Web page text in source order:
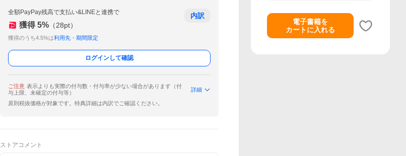
全額PayPay残高で支払い&LINEと連携で
獲得 5% （28pt）
獲得のうち4.5%は利用先・期間限定
内訳
ログインして確認
ご注意 表示よりも実際の付与数・付与率が少ない場合があります（付
与上限、未確定の付与等）
詳細
原則税抜価格が対象です。特典詳細は内訳でご確認ください。
ストアコメント
電子書籍を
カートに入れる